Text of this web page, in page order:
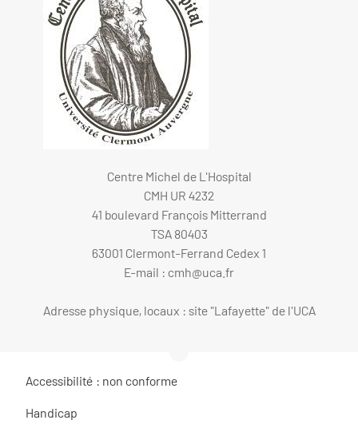
Centre Michel de L'Hospital
CMH UR 4232
41 boulevard François Mitterrand
TSA 80403
63001 Clermont-Ferrand Cedex 1
E-mail : cmh@uca.fr
Adresse physique, locaux : site "Lafayette" de l'UCA
Accessibilité : non conforme
Handicap